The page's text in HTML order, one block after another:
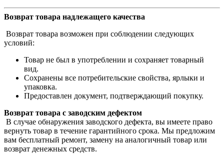
Возврат товара надлежащего качества
Возврат товара возможен при соблюдении следующих
условий:
Товар не был в употреблении и сохраняет товарный
вид.
Сохранены все потребительские свойства, ярлыки и
упаковка.
Предоставлен документ, подтверждающий покупку.
Возврат товара с заводским дефектом
В случае обнаружения заводского дефекта, вы имеете право
вернуть товар в течение гарантийного срока. Мы предложим
вам бесплатный ремонт, замену на аналогичный товар или
возврат денежных средств.